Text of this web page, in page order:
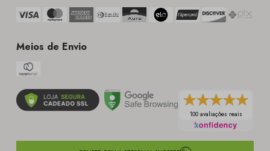
Meios de Envio
100 avaliações reais